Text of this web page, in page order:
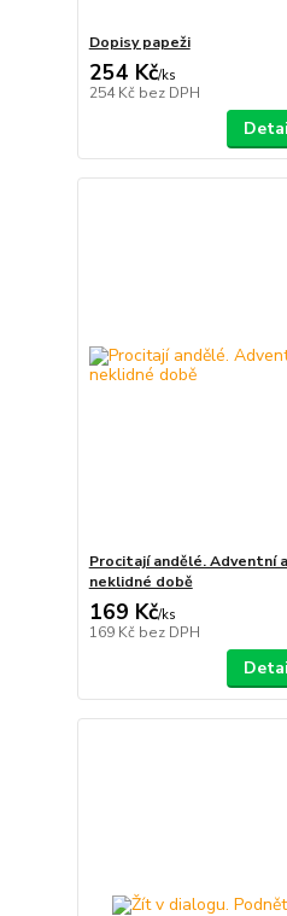
Dopisy papeži
254 Kč/ks
254 Kč bez DPH
Procitají andělé. Adventní
neklidné době
169 Kč/ks
169 Kč bez DPH